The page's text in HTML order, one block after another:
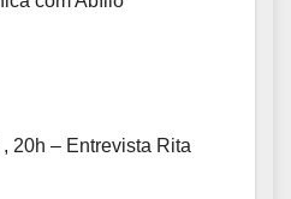
20h – Entrevista Rita